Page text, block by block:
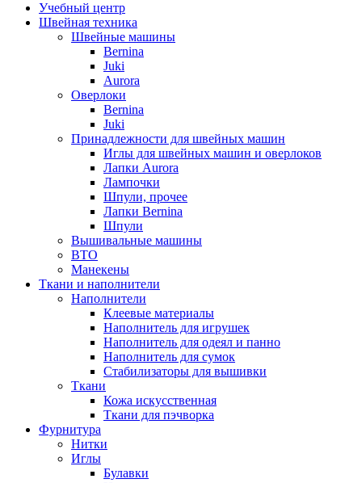
Учебный центр
Швейная техника
Швейные машины
Bernina
Juki
Aurora
Оверлоки
Bernina
Juki
Принадлежности для швейных машин
Иглы для швейных машин и оверлоков
Лапки Aurora
Лампочки
Шпули, прочее
Лапки Bernina
Шпули
Вышивальные машины
ВТО
Манекены
Ткани и наполнители
Наполнители
Клеевые материалы
Наполнитель для игрушек
Наполнитель для одеял и панно
Наполнитель для сумок
Стабилизаторы для вышивки
Ткани
Кожа искусственная
Ткани для пэчворка
Фурнитура
Нитки
Иглы
Булавки